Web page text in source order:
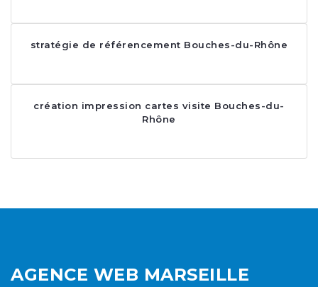
stratégie de référencement Bouches-du-Rhône
création impression cartes visite Bouches-du-
Rhône
AGENCE WEB MARSEILLE